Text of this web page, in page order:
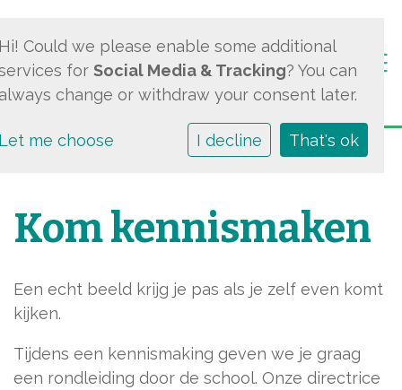
Kom kennismaken
Een echt beeld krijg je pas als je zelf even komt
kijken.
Tijdens een kennismaking geven we je graag
een rondleiding door de school. Onze directrice
Could we please enable some additional
for Social Media & Tracking? You can
change or withdraw your consent later.
me choose I decline That's ok